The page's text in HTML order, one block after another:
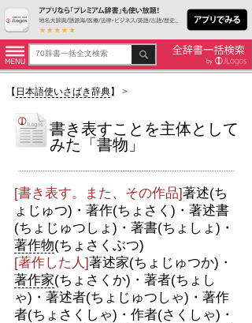
【 日本語使いさばき辞典】 >
書き表すことを主体として
みた「書物」
[書き表す。また、その作品]著述(ち
ょじゅつ)・著作(ちょさく)・著述書
(ちょじゅつしょ)・著書(ちょしょ)・
著作物(ちょさくぶつ)
[著作した人]著述家(ちょじゅつか)・
著作家(ちょさくか)・著者(ちょし
ゃ)・著述者(ちょじゅつしゃ)・著作
者(ちょさくしゃ)・作者(さくしゃ)・